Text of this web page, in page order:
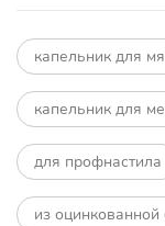
капельник для
капельник для
для профнастила
из оцинкованной